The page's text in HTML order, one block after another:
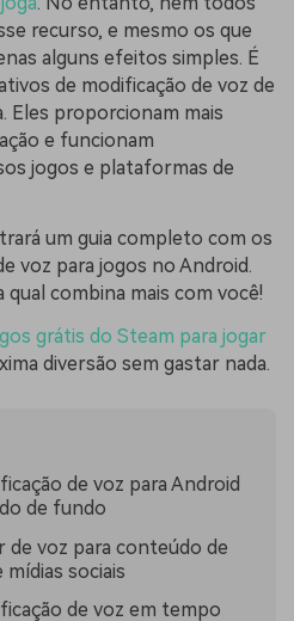
recurso, e mesmo os que
alguns efeitos simples. É
de modificação de voz de
Eles proporcionam mais
e funcionam
jogos e plataformas de
um guia completo com os
voz para jogos no Android.
qual combina mais com você!
grátis do Steam para jogar
diversão sem gastar nada.
de voz para Android
de fundo
voz para conteúdo de
sociais
de voz em tempo